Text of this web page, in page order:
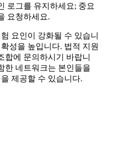
로그를 유지하세요; 중요
요청하세요.
요인이 강화될 수 있습니
성을 높입니다. 법적 지원
합에 문의하시기 바랍니
한 네트워크는 본인들을
제공할 수 있습니다.